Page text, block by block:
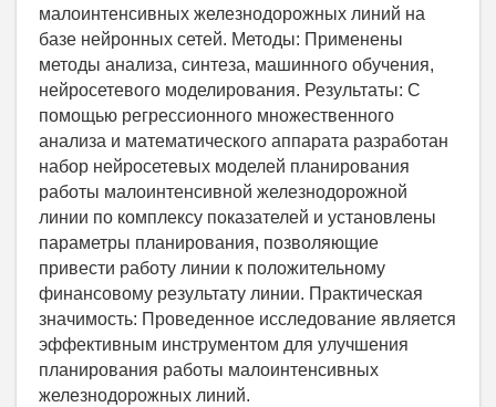
малоинтенсивных железнодорожных линий на
базе нейронных сетей. Методы: Применены
методы анализа, синтеза, машинного обучения,
нейросетевого моделирования. Результаты: С
помощью регрессионного множественного
анализа и математического аппарата разработан
набор нейросетевых моделей планирования
работы малоинтенсивной железнодорожной
линии по комплексу показателей и установлены
параметры планирования, позволяющие
привести работу линии к положительному
финансовому результату линии. Практическая
значимость: Проведенное исследование является
эффективным инструментом для улучшения
планирования работы малоинтенсивных
железнодорожных линий.